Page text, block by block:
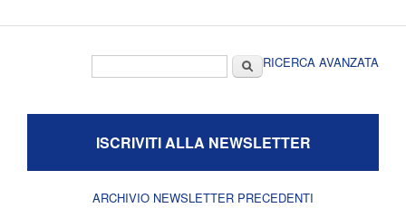
CercaRICERCA AVANZATA
ISCRIVITI ALLA NEWSLETTER
ARCHIVIO NEWSLETTER PRECEDENTI